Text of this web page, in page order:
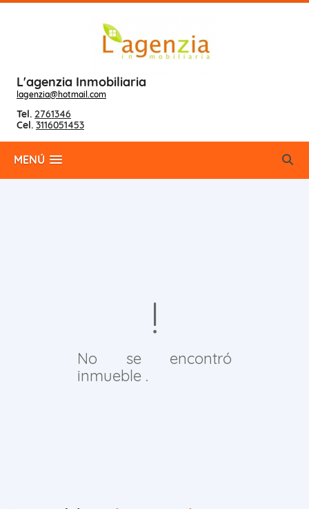
L'agenzia Inmobiliaria
lagenzia@hotmail.com
Tel. 2761346
Cel. 3116051453
MENÚ
No se encontró
inmueble .